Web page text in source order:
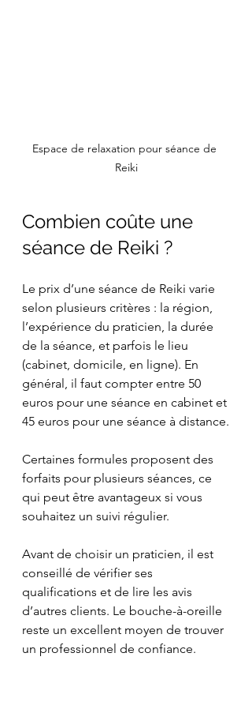
Espace de relaxation pour séance de
Reiki
Combien coûte une
séance de Reiki ?
Le prix d’une séance de Reiki varie
selon plusieurs critères : la région,
l’expérience du praticien, la durée
de la séance, et parfois le lieu
(cabinet, domicile, en ligne). En
général, il faut compter entre 50
euros pour une séance en cabinet et
45 euros pour une séance à distance.
Certaines formules proposent des
forfaits pour plusieurs séances, ce
qui peut être avantageux si vous
souhaitez un suivi régulier.
Avant de choisir un praticien, il est
conseillé de vérifier ses
qualifications et de lire les avis
d’autres clients. Le bouche-à-oreille
reste un excellent moyen de trouver
un professionnel de confiance.